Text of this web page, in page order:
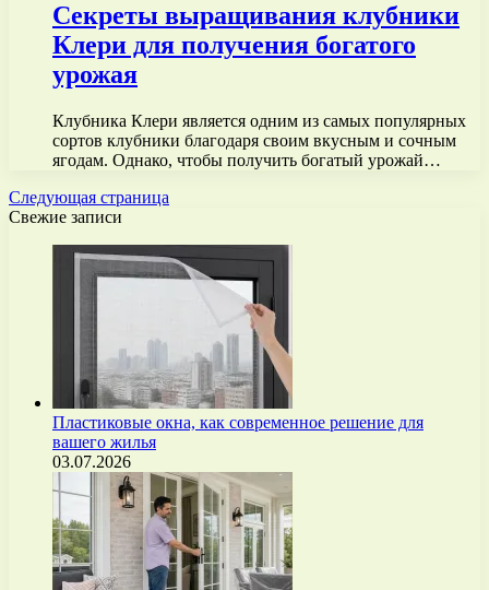
Секреты выращивания клубники
Клери для получения богатого
урожая
Клубника Клери является одним из самых популярных
сортов клубники благодаря своим вкусным и сочным
ягодам. Однако, чтобы получить богатый урожай…
Следующая страница
Свежие записи
Пластиковые окна, как современное решение для
вашего жилья
03.07.2026